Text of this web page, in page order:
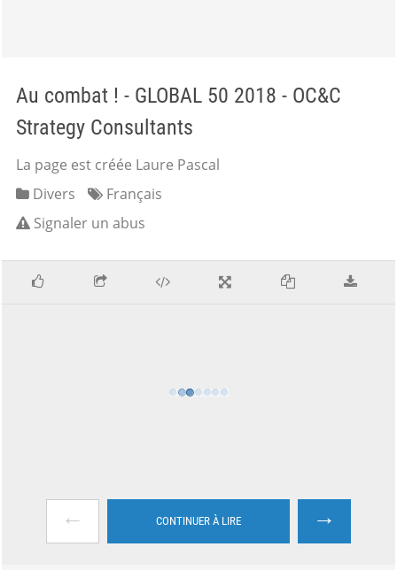
Au combat ! - GLOBAL 50 2018 - OC&C
Strategy Consultants
La page est créée Laure Pascal
Divers
Français
Signaler un abus
← CONTINUER À LIRE →